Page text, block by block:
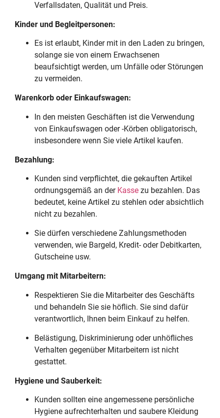
Verfallsdaten, Qualität und Preis.
Kinder und Begleitpersonen:
Es ist erlaubt, Kinder mit in den Laden zu bringen,
solange sie von einem Erwachsenen
beaufsichtigt werden, um Unfälle oder Störungen
zu vermeiden.
Warenkorb oder Einkaufswagen:
In den meisten Geschäften ist die Verwendung
von Einkaufswagen oder -Körben obligatorisch,
insbesondere wenn Sie viele Artikel kaufen.
Bezahlung:
Kunden sind verpflichtet, die gekauften Artikel
ordnungsgemäß an der Kasse zu bezahlen. Das
bedeutet, keine Artikel zu stehlen oder absichtlich
nicht zu bezahlen.
Sie dürfen verschiedene Zahlungsmethoden
verwenden, wie Bargeld, Kredit- oder Debitkarten,
Gutscheine usw.
Umgang mit Mitarbeitern:
Respektieren Sie die Mitarbeiter des Geschäfts
und behandeln Sie sie höflich. Sie sind dafür
verantwortlich, Ihnen beim Einkauf zu helfen.
Belästigung, Diskriminierung oder unhöfliches
Verhalten gegenüber Mitarbeitern ist nicht
gestattet.
Hygiene und Sauberkeit:
Kunden sollten eine angemessene persönliche
Hygiene aufrechterhalten und saubere Kleidung